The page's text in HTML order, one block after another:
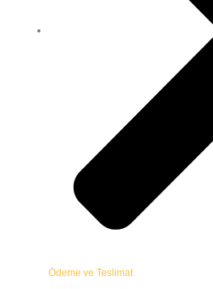
Ödeme ve Teslimat